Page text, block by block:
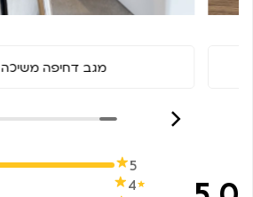
מגב דחיפה משיכה
5
4